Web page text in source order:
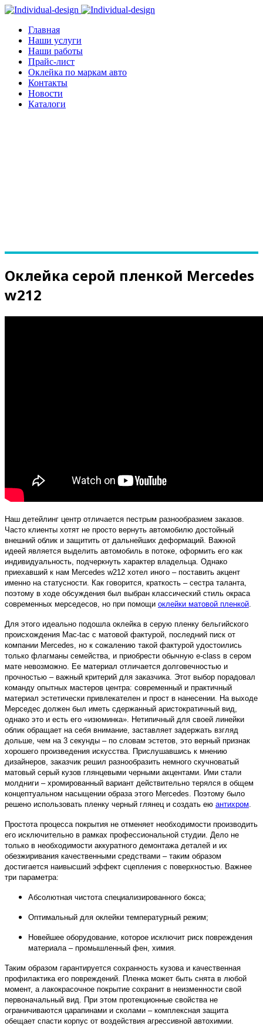
Главная
Наши услуги
Наши работы
Прайс-лист
Оклейка по маркам авто
Контакты
Новости
Каталоги
Оклейка серой пленкой Mercedes
w212
Наш детейлинг центр отличается пестрым разнообразием заказов.
Часто клиенты хотят не просто вернуть автомобилю достойный
внешний облик и защитить от дальнейших деформаций. Важной
идеей является выделить автомобиль в потоке, оформить его как
индивидуальность, подчеркнуть характер владельца. Однако
приехавший к нам Mercedes w212 хотел иного – поставить акцент
именно на статусности. Как говорится, краткость – сестра таланта,
поэтому в ходе обсуждения был выбран классический стиль окраса
современных мерседесов, но при помощи оклейки матовой пленкой.
Для этого идеально подошла оклейка в серую пленку бельгийского
происхождения Mac-tac с матовой фактурой, последний писк от
компании Mercedes, но к сожалению такой фактурой удостоились
только флагманы семейства, и приобрести обычную e-class в сером
мате невозможно. Ее материал отличается долговечностью и
прочностью – важный критерий для заказчика. Этот выбор порадовал
команду опытных мастеров центра: современный и практичный
материал эстетически привлекателен и прост в нанесении. На выходе
Мерседес должен был иметь сдержанный аристократичный вид,
однако это и есть его «изюминка». Нетипичный для своей линейки
облик обращает на себя внимание, заставляет задержать взгляд
дольше, чем на 3 секунды – по словам эстетов, это верный признак
хорошего произведения искусства. Прислушавшись к мнению
дизайнеров, заказчик решил разнообразить немного скучноватый
матовый серый кузов глянцевыми черными акцентами. Ими стали
молдниги – хромированный вариант действительно терялся в общем
концептуальном насыщении образа этого Mercedes. Поэтому было
решено использовать пленку черный глянец и создать ею антихром.
Простота процесса покрытия не отменяет необходимости производить
его исключительно в рамках профессиональной студии. Дело не
только в необходимости аккуратного демонтажа деталей и их
обезжиривания качественными средствами – таким образом
достигается наивысший эффект сцепления с поверхностью. Важнее
три параметра:
Абсолютная чистота специализированного бокса;
Оптимальный для оклейки температурный режим;
Новейшее оборудование, которое исключит риск повреждения
материала – промышленный фен, химия.
Таким образом гарантируется сохранность кузова и качественная
профилактика его повреждений. Пленка может быть снята в любой
момент, а лакокрасочное покрытие сохранит в неизменности свой
первоначальный вид. При этом протекционные свойства не
ограничиваются царапинами и сколами – комплексная защита
обещает спасти корпус от воздействия агрессивной автохимии.